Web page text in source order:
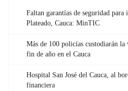
Faltan garantías de seguridad
Plateado, Cauca: MinTIC
Más de 100 policías custodiarán
fin de año en el Cauca
Hospital San José del Cauca, al
financiera